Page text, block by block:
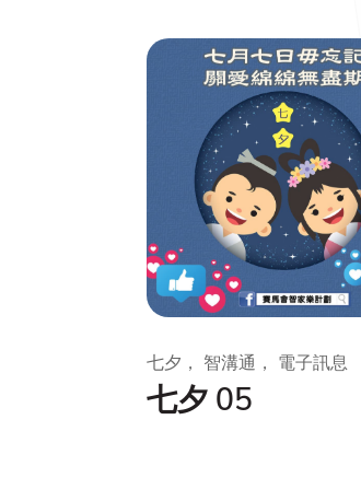
七夕 05
七夕， 智溝通， 電子訊息